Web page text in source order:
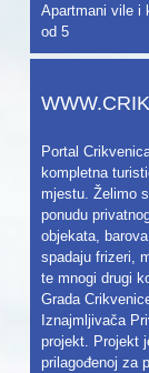
Apartmani vile i
od 5
Portal
kompletna
mjestu. Želimo
ponudu
objekata,
spadaju frizeri,
te mnogi drugi
Grada
Iznajmljivača
projekt. Projekt
prilagođenoj za